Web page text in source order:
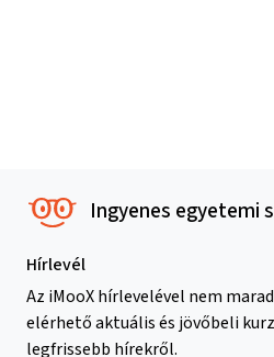
Ingyenes egyetemi
Hírlevél
Az iMooX hírlevelével nem
elérhető aktuális és jövőbeli
legfrissebb hírekről.